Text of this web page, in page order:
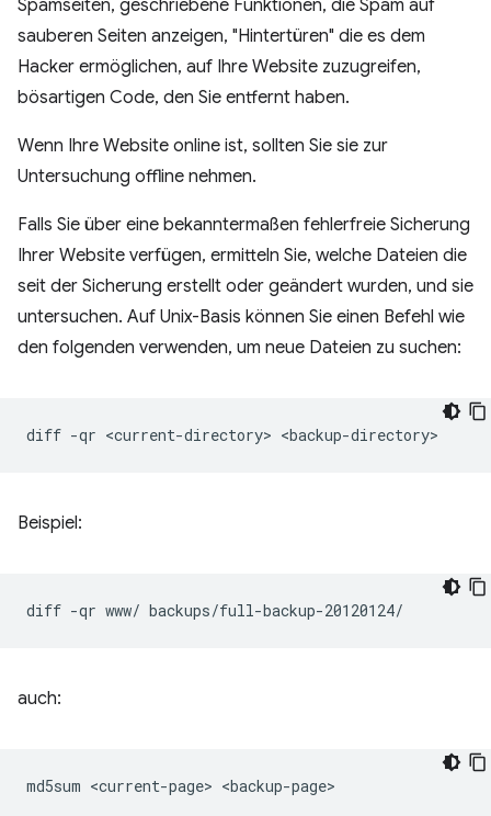
Spamseiten, geschriebene Funktionen, die Spam auf
sauberen Seiten anzeigen, "Hintertüren" die es dem
Hacker ermöglichen, auf Ihre Website zuzugreifen,
bösartigen Code, den Sie entfernt haben.
Wenn Ihre Website online ist, sollten Sie sie zur
Untersuchung offline nehmen.
Falls Sie über eine bekanntermaßen fehlerfreie Sicherung
Ihrer Website verfügen, ermitteln Sie, welche Dateien die
seit der Sicherung erstellt oder geändert wurden, und sie
untersuchen. Auf Unix-Basis können Sie einen Befehl wie
den folgenden verwenden, um neue Dateien zu suchen:
diff -qr <current-directory>
Beispiel:
diff -qr www/
auch:
md5sum <current-page>